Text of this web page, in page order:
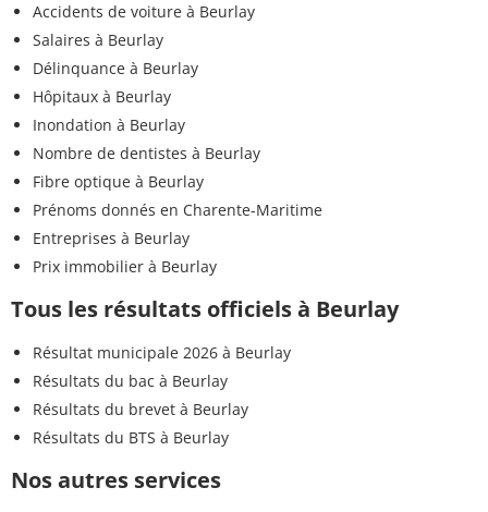
Accidents de voiture à Beurlay
Salaires à Beurlay
Délinquance à Beurlay
Hôpitaux à Beurlay
Inondation à Beurlay
Nombre de dentistes à Beurlay
Fibre optique à Beurlay
Prénoms donnés en Charente-Maritime
Entreprises à Beurlay
Prix immobilier à Beurlay
Tous les résultats officiels à Beurlay
Résultat municipale 2026 à Beurlay
Résultats du bac à Beurlay
Résultats du brevet à Beurlay
Résultats du BTS à Beurlay
Nos autres services